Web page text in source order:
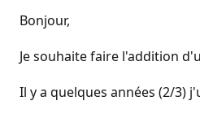
Bonjour,
Je souhaite faire l'addition
Il y a quelques années (2/3)